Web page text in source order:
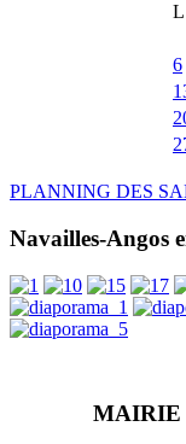
L
6
PLANNING DES
Navailles-Angos
MAIRIE